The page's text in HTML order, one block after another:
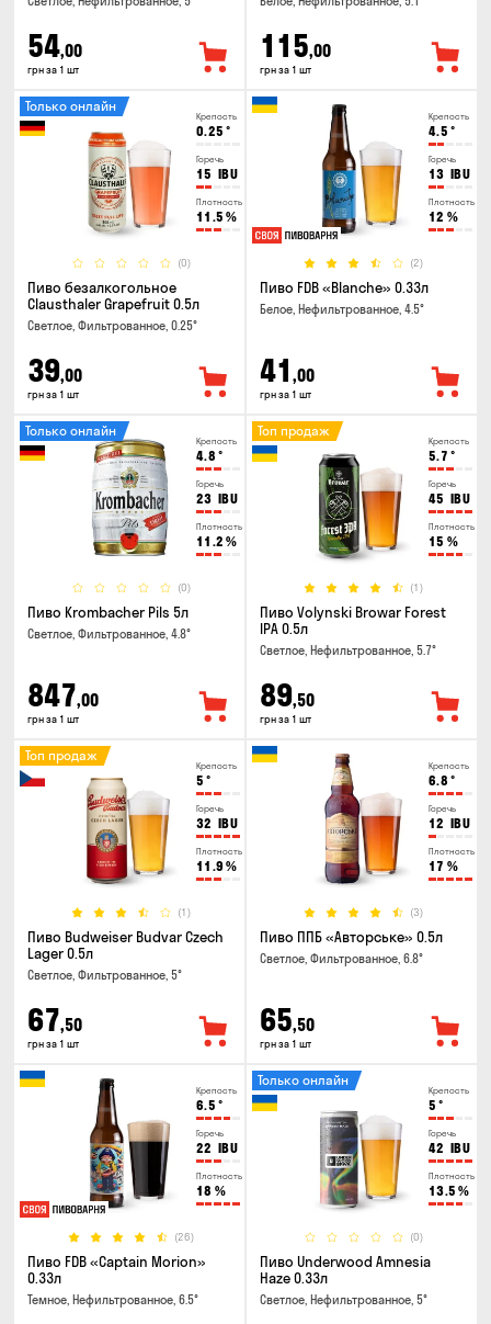
54,00
грн за 1 шт
115,00
грн за 1 шт
Крепость
0.25 °
Горечь
15 IBU
Плотность
11.5 %
(0)
Только онлайн
Пиво безалкогольное
Clausthaler Grapefruit 0.5л
Светлое, Фильтрованное, 0.25°
39,00
грн за 1 шт
Крепость
4.5 °
Горечь
13 IBU
Плотность
12 %
(2)
Пиво FDB «Blanche» 0.33л
Белое, Нефильтрованное, 4.5°
41 ,00
грн за 1 шт
Крепость
4.8 °
Горечь
23 IBU
Плотность
11.2 %
(0)
Только онлайн
Пиво Krombacher Pils 5л
Светлое, Фильтрованное, 4.8°
847,00
грн за 1 шт
Крепость
5.7 °
Горечь
45 IBU
Плотность
15 %
(1)
Топ продаж
Пиво Volynski Browar Forest
IPA 0.5л
Светлое, Нефильтрованное, 5.7°
89,50
грн за 1 шт
Крепость
5 °
Горечь
32 IBU
Плотность
11.9 %
(1)
Топ продаж
Пиво Budweiser Budvar Czech
Lager 0.5л
Светлое, Фильтрованное, 5°
67,50
грн за 1 шт
Крепость
6.8 °
Горечь
12 IBU
Плотность
17 %
(3)
Пиво ППБ «Авторське» 0.5л
Светлое, Фильтрованное, 6.8°
65,50
грн за 1 шт
Крепость
6.5 °
Горечь
22 IBU
Плотность
18 %
(26)
Пиво FDB «Captain Morion»
0.33л
Темное, Нефильтрованное, 6.5°
Крепость
5 °
Горечь
42 IBU
Плотность
13.5 %
(0)
Только онлайн
Пиво Underwood Amnesia
Haze 0.33л
Светлое, Нефильтрованное, 5°